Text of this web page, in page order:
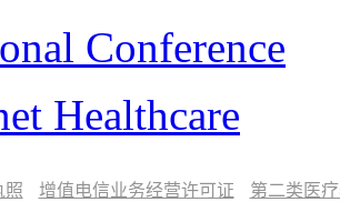
Conference
Healthcare
照 增值电信业务经营许可证
第二类医